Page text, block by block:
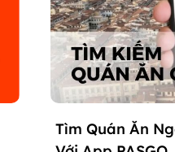
Tìm Quán Ăn